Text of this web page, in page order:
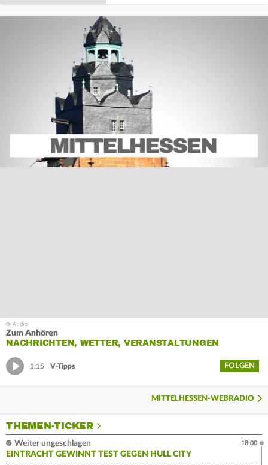
Zum Anhören
NACHRICHTEN, WETTER, VERANSTALTUNGEN
1:15 V-Tipps FOLGEN
MITTELHESSEN-WEBRADIO
THEMEN-TICKER
Weiter ungeschlagen
EINTRACHT GEWINNT TEST GEGEN HULL CITY
18:00